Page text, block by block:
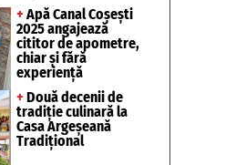
+ Apă Canal Coșești
2025 angajează
cititor de apometre,
chiar și fără
experiență
+ Două decenii de
tradiție culinară la
Casa Argeșeană
Tradițional